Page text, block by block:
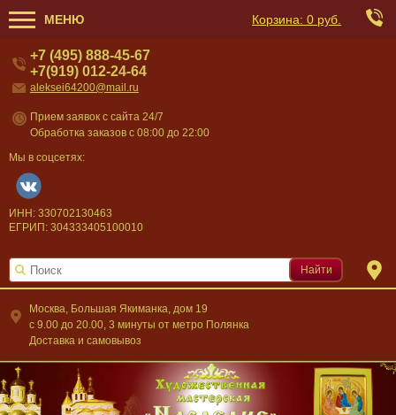
МЕНЮ Корзина: 0 руб.
Москва, Большая Якиманка, дом 19
c 9.00 до 20.00, 3 минуты от метро Полянка
Доставка и самовывоз
+7 (495) 888-45-67
+7(919) 012-24-64
aleksei64200@mail.ru
Прием заявок с сайта 24/7
Обработка заказов с 08:00 до 22:00
Мы в соцсетях:
ИНН: 330702130463
ЕГРИП: 304333405100010
Найти